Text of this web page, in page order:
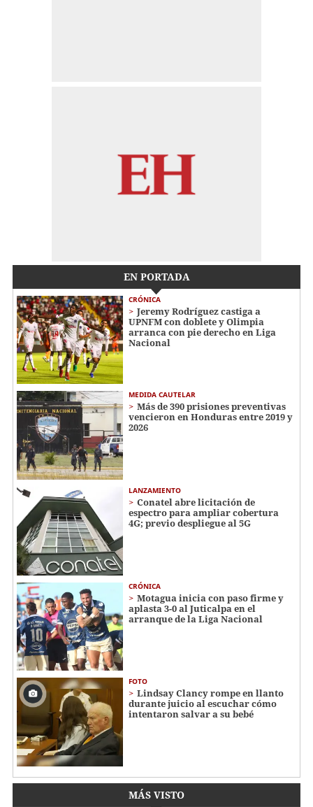
EN PORTADA
CRÓNICA
Jeremy Rodríguez castiga a
UPNFM con doblete y Olimpia
arranca con pie derecho en Liga
Nacional
MEDIDA CAUTELAR
Más de 390 prisiones preventivas
vencieron en Honduras entre 2019 y
2026
LANZAMIENTO
Conatel abre licitación de
espectro para ampliar cobertura
4G; previo despliegue al 5G
CRÓNICA
Motagua inicia con paso firme y
aplasta 3-0 al Juticalpa en el
arranque de la Liga Nacional
FOTO
Lindsay Clancy rompe en llanto
durante juicio al escuchar cómo
intentaron salvar a su bebé
MÁS VISTO